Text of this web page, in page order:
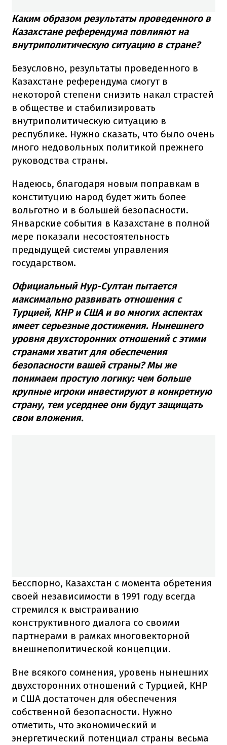
Каким образом результаты проведенного в
Казахстане референдума повлияют на
внутриполитическую ситуацию в стране?
Безусловно, результаты проведенного в
Казахстане референдума смогут в
некоторой степени снизить накал страстей
в обществе и стабилизировать
внутриполитическую ситуацию в
республике. Нужно сказать, что было очень
много недовольных политикой прежнего
руководства страны.
Надеюсь, благодаря новым поправкам в
конституцию народ будет жить более
вольготно и в большей безопасности.
Январские события в Казахстане в полной
мере показали несостоятельность
предыдущей системы управления
государством.
Официальный Нур-Султан пытается
максимально развивать отношения с
Турцией, КНР и США и во многих аспектах
имеет серьезные достижения. Нынешнего
уровня двухсторонних отношений с этими
странами хватит для обеспечения
безопасности вашей страны? Мы же
понимаем простую логику: чем больше
крупные игроки инвестируют в конкретную
страну, тем усерднее они будут защищать
свои вложения.
Бесспорно, Казахстан с момента обретения
своей независимости в 1991 году всегда
стремился к выстраиванию
конструктивного диалога со своими
партнерами в рамках многовекторной
внешнеполитической концепции.
Вне всякого сомнения, уровень нынешних
двухсторонних отношений с Турцией, КНР
и США достаточен для обеспечения
собственной безопасности. Нужно
отметить, что экономический и
энергетический потенциал страны весьма